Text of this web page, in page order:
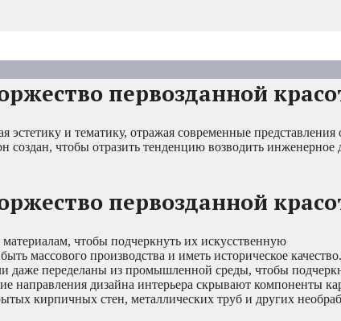
первозданной
эстетику и тематику, отражая современные представления
чтобы отразить тенденцию возводить инженерное
первозданной
чтобы подчеркнуть их искусственную
массового производства и иметь историческое
даже переделаны из промышленной среды, чтобы
направления дизайна интерьера скрывают компоненты
кирпичных стен, металлических труб и других